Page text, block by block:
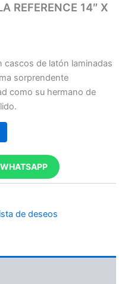
REFERENCE 14″ X
cascos de latón laminadas
sorprendente
como su hermano de
de deseos